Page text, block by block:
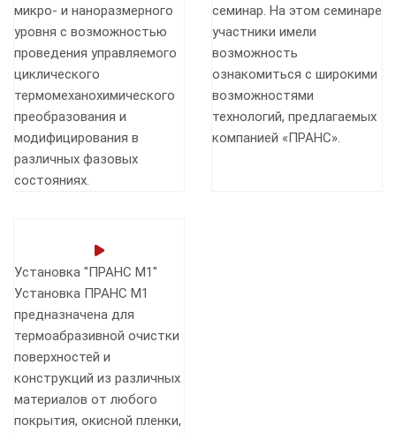
микро- и наноразмерного
уровня с возможностью
проведения управляемого
циклического
термомеханохимического
преобразования и
модифицирования в
различных фазовых
состояниях.
семинар. На этом семинаре
участники имели
возможность
ознакомиться с широкими
возможностями
технологий, предлагаемых
компанией «ПРАНС».
Установка "ПРАНС M1"
Установка ПРАНС М1
предназначена для
термоабразивной очистки
поверхностей и
конструкций из различных
материалов от любого
покрытия, окисной пленки,